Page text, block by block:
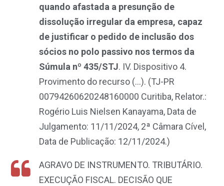
quando afastada a presunção de
dissolução irregular da empresa, capaz
de justificar o pedido de inclusão dos
sócios no polo passivo nos termos da
Súmula nº 435/STJ. IV. Dispositivo 4.
Provimento do recurso (…). (TJ-PR
00794260620248160000 Curitiba, Relator.:
Rogério Luis Nielsen Kanayama, Data de
Julgamento: 11/11/2024, 2ª Câmara Cível,
Data de Publicação: 12/11/2024.)
AGRAVO DE INSTRUMENTO. TRIBUTÁRIO.
EXECUÇÃO FISCAL. DECISÃO QUE